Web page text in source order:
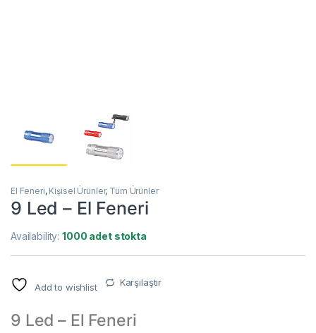
El Feneri, Kişisel Ürünler, Tüm Ürünler
9 Led – El Feneri
Availability:1000 adet stokta
Add to wishlist Karşılaştır
9 Led – El Feneri